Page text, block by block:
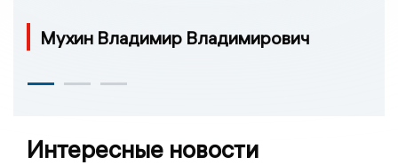
Мухин Владимир Владимирович
Интересные новости